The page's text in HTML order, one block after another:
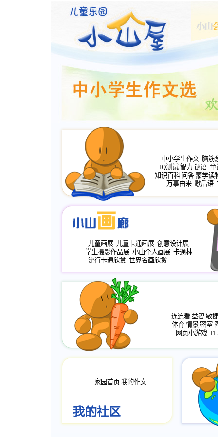
中小学生作文 脑筋
IQ测试 智力 谜语 童
知识百科 问答 蒙学读
万事由来 歇后语
儿童画展 儿童卡通画展 创意设计展
学生摄影作品展 小山个人画展 卡通林
流行卡通欣赏 世界名画欣赏 ………
连连看 益智 敏捷
体育 情景 密室
网页小游戏
家园首页 我的作文